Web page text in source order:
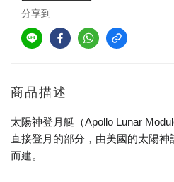
分享到
商品描述
太陽神登月艇（Apollo Lunar
直接登月的部分，由美國的太陽
而建。